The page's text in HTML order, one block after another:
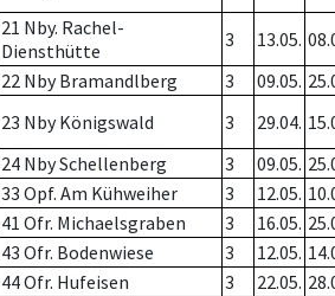
21 Nby. Rachel-
Diensthütte
3 13.05.
22 Nby Bramandlberg 3 09.05.
23 Nby Königswald 3 29.04.
24 Nby Schellenberg 3 09.05.
33 Opf. Am Kühweiher 3 12.05.
41 Ofr. Michaelsgraben 3 16.05.
43 Ofr. Bodenwiese 3 12.05.
44 Ofr. Hufeisen 3 22.05.